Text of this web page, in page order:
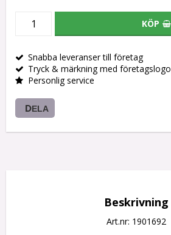
KÖP
Snabba leveranser till företag
Tryck & märkning med företagslogo
Personlig service
DELA
Beskrivning
Art.nr: 1901692